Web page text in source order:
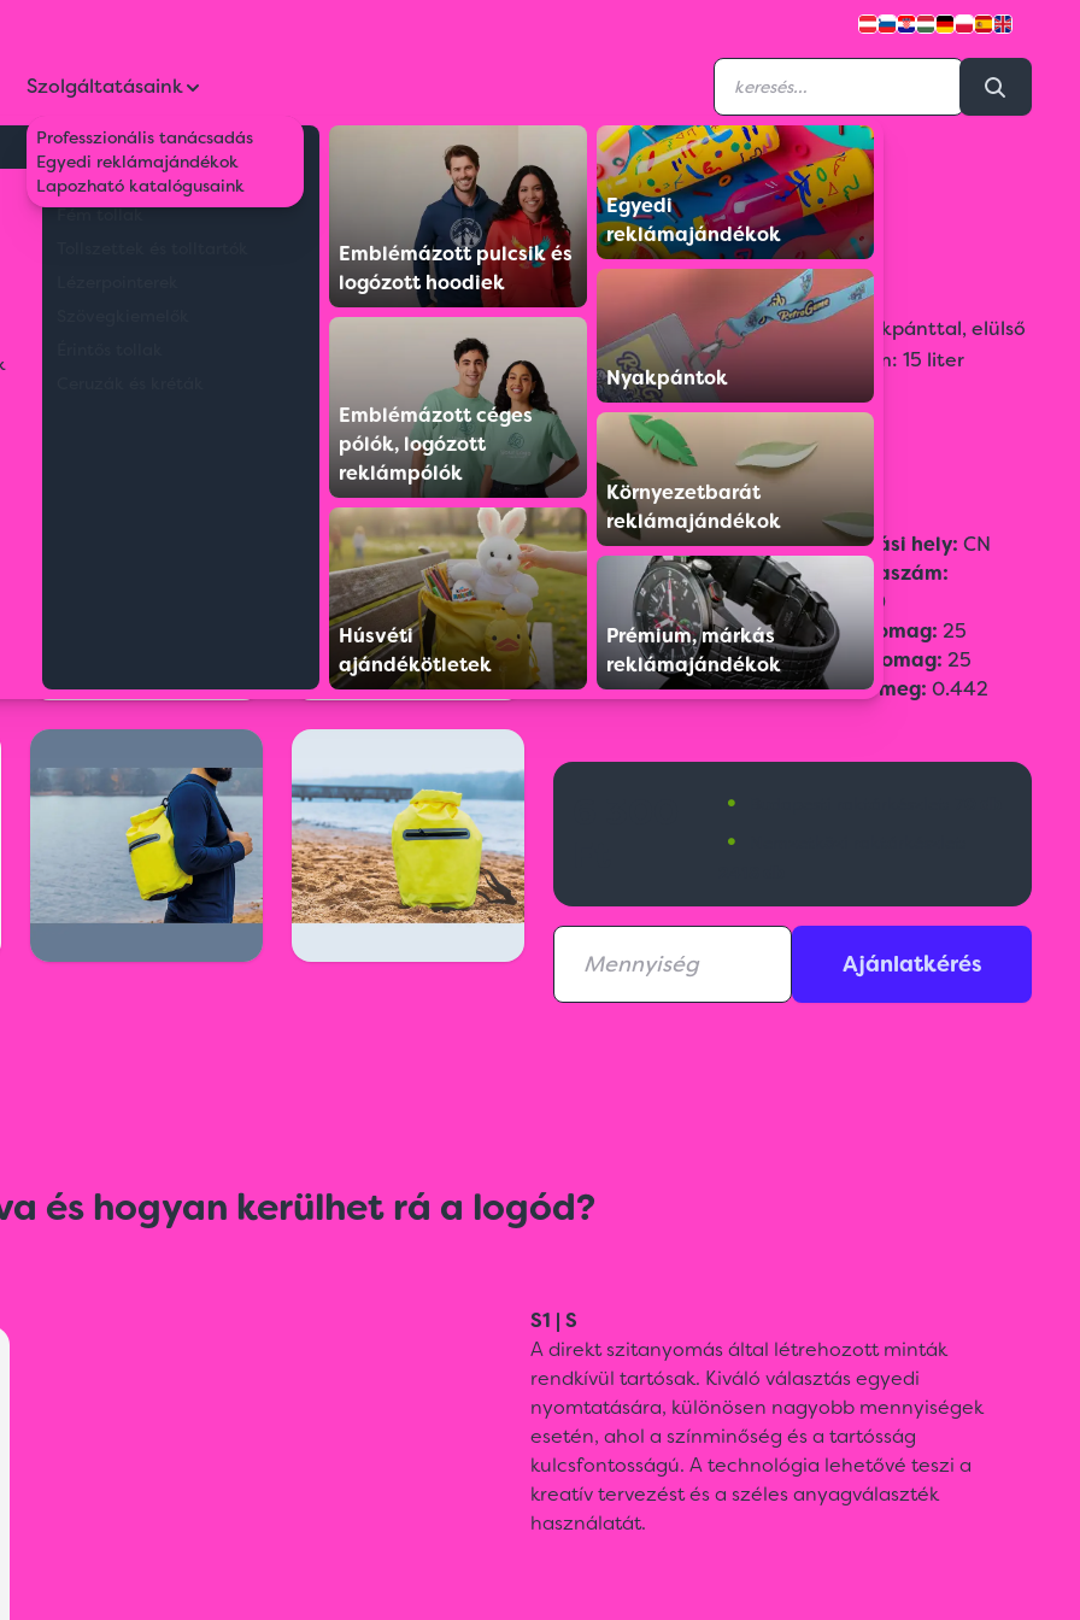
Környezetbarát tollak
Műanyag tollak
Fém tollak
Emblémázott pulcsik és
logózott hoodiek
Emblémázott céges
pólók, logózott
reklámpólók
Húsvéti
ajándékötletek
Egyedi
reklámajándékok
Nyakpántok
Környezetbarát
reklámajándékok
Prémium, márkás
reklámajándékok
Szolgáltatásaink
Professzionális tanácsadás
Egyedi reklámajándékok
Lapozható katalógusaink
táska
6151608
Vízálló táska
Vízálló, zárható táska, váll- és derékpánttal, elülső
fényvisszaverő csíkokkal.Űrtartalom: 15 liter
Színválaszték:
Szín:Sárga
Méret:
ø 23 × 50 cm
Emblémázási
technológia:Direkt
szitanyomás(S1),
Származási hely: CN
Vámtarifaszám:
42029219
Gyűjtőcsomag: 25
Egységcsomag: 25
Bruttó tömeg: 0.442
•
•
Ajánlatkérés
és hogyan kerülhet rá a logód?
S1 | S
A direkt szitanyomás által létrehozott minták
rendkívül tartósak. Kiváló választás egyedi
nyomtatására, különösen nagyobb mennyiségek
esetén, ahol a színminőség és a tartósság
kulcsfontosságú. A technológia lehetővé teszi a
kreatív tervezést és a széles anyagválaszték
használatát.